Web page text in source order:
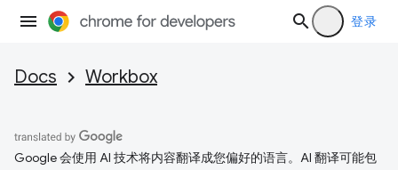
登录
Docs Workbox
Google 会使用 AI 技术将内容翻译成您偏好的语言。AI 翻译可能包